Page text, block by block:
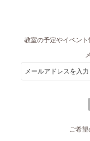
教室の予定やイベント
ご希